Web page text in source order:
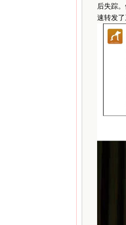
后失踪
速转发了